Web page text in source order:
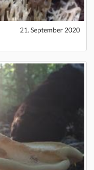
21. September 2020